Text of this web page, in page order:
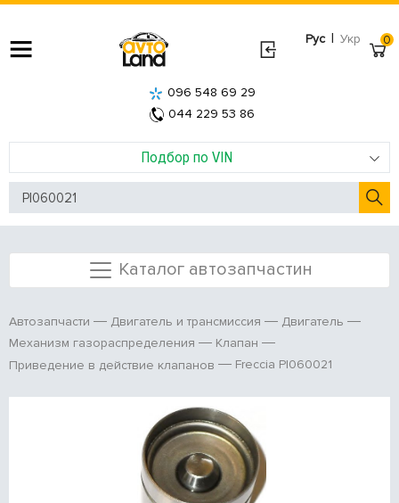
Рус | Укр
Подбор по VIN
096 548 69 29
044 229 53 86
0
Каталог автозапчастин
Автозапчасти Двигатель и трансмиссия
Двигатель
Механизм газораспределения
Клапан
Приведение в действие клапанов
Freccia PI060021